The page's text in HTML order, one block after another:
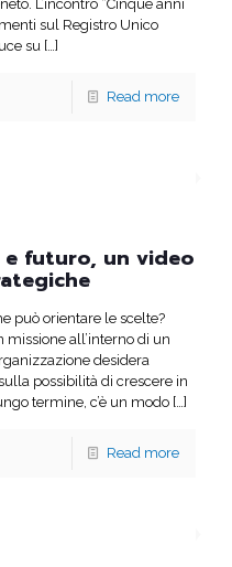
L’incontro “Cinque anni
sul Registro Unico
su […]
Read more
futuro, un video
può orientare le scelte?
all’interno di un
desidera
possibilità di crescere in
termine, c’è un modo […]
Read more